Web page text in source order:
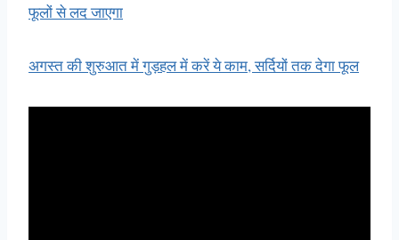
फूलों से लद जाएगा
अगस्त की शुरुआत में गुड़हल में करें ये काम, सर्दियों तक देगा फूल